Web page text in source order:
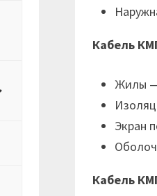
Кабель
Жилы —
Экран
Кабель